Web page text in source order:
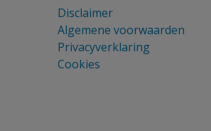
Disclaimer
Algemene voorwaarden
Privacyverklaring
Cookies